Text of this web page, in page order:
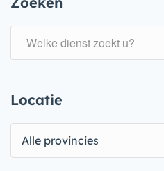
Locatie
Alle provincies